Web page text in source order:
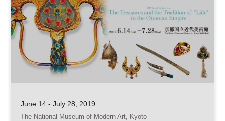
June 14 - July 28, 2019
The National Museum of Modern Art, Kyoto